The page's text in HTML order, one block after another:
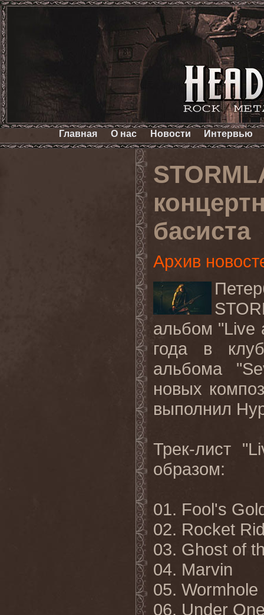
Главная О нас Новости Интервью
басиста
Архив
альбом "Live
года в
альбома
новых
выполнил
Трек-лист
образом:
01. Fool's
02. Rocket
03. Ghost of
04. Marvin
05. Wormhole
06. Under